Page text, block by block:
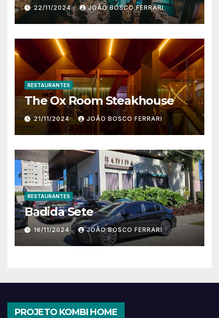
22/11/2024 JOÃO BOSCO FERRARI
RESTAURANTES
The Ox Room Steakhouse
21/11/2024 JOÃO BOSCO FERRARI
RESTAURANTES
Badida Sete
16/11/2024 JOÃO BOSCO FERRARI
PROJETO KOMBI HOME